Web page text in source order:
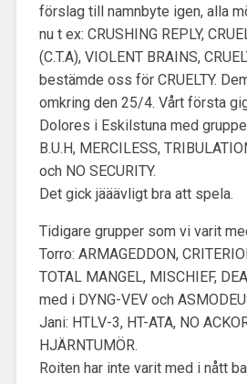
förslag till namnbyte igen, alla
nu t ex: CRUSHING REPLY,
(C.T.A), VIOLENT BRAINS,
bestämde oss för CRUELTY.
omkring den 25/4. Vårt första
Dolores i Eskilstuna med
B.U.H, MERCILESS,
och NO SECURITY.
Det gick jääävligt bra att spela.
Tidigare grupper som vi varit
Torro: ARMAGEDDON,
TOTAL MANGEL, MISCHIEF,
med i DYNG-VEV och
Jani: HTLV-3, HT-ATA, NO
HJÄRNTUMÖR.
Roiten har inte varit med i nått